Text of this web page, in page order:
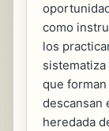
como
los
que
descansan
heredada